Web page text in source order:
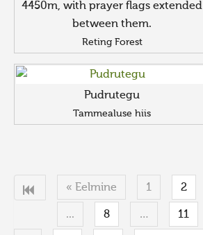
4450m, with prayer flags extended
between them.
Reting Forest
Pudrutegu
Tammealuse hiis
« Eelmine 1 2
... 8 … 11